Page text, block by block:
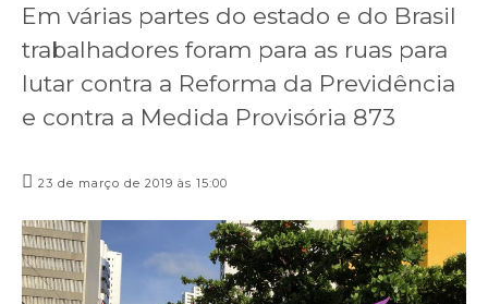
Em várias partes do estado e do Brasil
trabalhadores foram para as ruas para
lutar contra a Reforma da Previdência
e contra a Medida Provisória 873
23 de março de 2019 às 15:00